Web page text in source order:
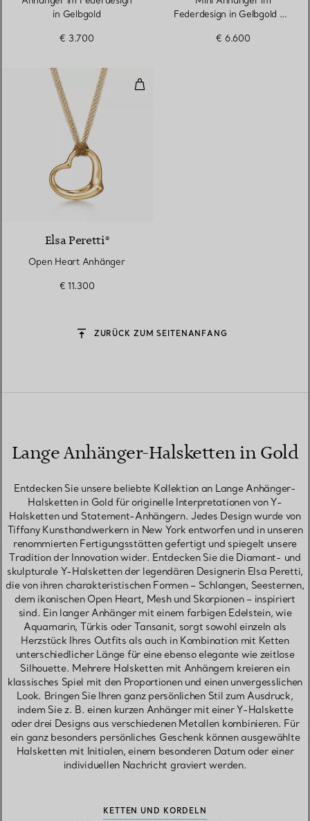
in Gelbgold
€ 3.700
Federdesign in Gelbgold mit
€ 6.600
Open Heart Anhänger
Elsa Peretti®
Open Heart Anhänger
€ 11.300
ZURÜCK ZUM SEITENANFANG
Lange Anhänger-Halsketten in Gold
Entdecken Sie unsere beliebte Kollektion an Lange Anhänger-
Halsketten in Gold für originelle Interpretationen von Y-
Halsketten und Statement-Anhängern. Jedes Design wurde von
Tiffany Kunsthandwerkern in New York entworfen und in unseren
renommierten Fertigungsstätten gefertigt und spiegelt unsere
Tradition der Innovation wider. Entdecken Sie die Diamant- und
skulpturale Y-Halsketten der legendären Designerin Elsa Peretti,
die von ihren charakteristischen Formen – Schlangen, Seesternen,
dem ikonischen Open Heart, Mesh und Skorpionen – inspiriert
sind. Ein langer Anhänger mit einem farbigen Edelstein, wie
Aquamarin, Türkis oder Tansanit, sorgt sowohl einzeln als
Herzstück Ihres Outfits als auch in Kombination mit Ketten
unterschiedlicher Länge für eine ebenso elegante wie zeitlose
Silhouette. Mehrere Halsketten mit Anhängern kreieren ein
klassisches Spiel mit den Proportionen und einen unvergesslichen
Look. Bringen Sie Ihren ganz persönlichen Stil zum Ausdruck,
indem Sie z. B. einen kurzen Anhänger mit einer Y-Halskette
oder drei Designs aus verschiedenen Metallen kombinieren. Für
ein ganz besonders persönliches Geschenk können ausgewählte
Halsketten mit Initialen, einem besonderen Datum oder einer
individuellen Nachricht graviert werden.
KETTEN UND KORDELN